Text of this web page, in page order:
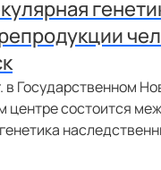
в Государственном
центре состоится